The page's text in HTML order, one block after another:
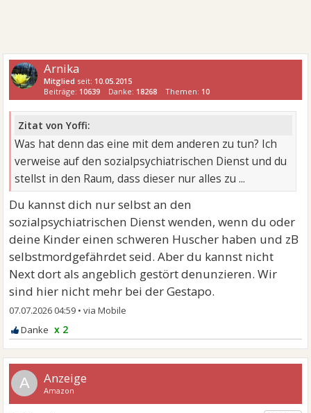
Arnika
Mitglied seit: 10.05.2015
Beiträge: 10639 Danke: 18268 Themen: 10
Zitat von Yoffi:
Was hat denn das eine mit dem anderen zu tun? Ich
verweise auf den sozialpsychiatrischen Dienst und du
stellst in den Raum, dass dieser nur alles zu ...
Du kannst dich nur selbst an den
sozialpsychiatrischen Dienst wenden, wenn du oder
deine Kinder einen schweren Huscher haben und zB
selbstmordgefährdet seid. Aber du kannst nicht
Next dort als angeblich gestört denunzieren. Wir
sind hier nicht mehr bei der Gestapo.
07.07.2026 04:59 •
x 2
A